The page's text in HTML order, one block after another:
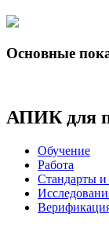
Основные
АПИК для
Обучение
Работа
Стандарты